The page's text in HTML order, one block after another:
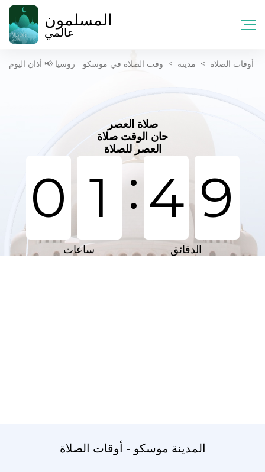
المسلمون
عالمي
أوقات الصلاة > مدينة > وقت الصلاة في موسكو - روسيا 📢 أذان اليوم
صلاة العصر
حان الوقت صلاة
العصر للصلاة
0 1 :4 9
ساعات الدقائق
المدينة موسكو - أوقات الصلاة